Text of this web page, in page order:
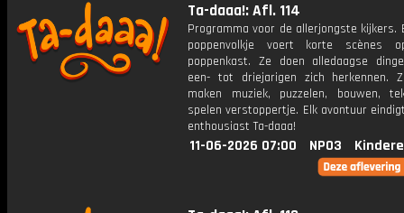
Ta-daaa!: Afl. 114
Programma voor de allerjongste kijkers.
poppenvolkje voert korte scènes
poppenkast. Ze doen alledaagse
een- tot driejarigen zich herkennen.
maken muziek, puzzelen, bouwen,
spelen verstoppertje. Elk avontuur
enthousiast Ta-daaa!
11-06-2026 07:00 NPO3